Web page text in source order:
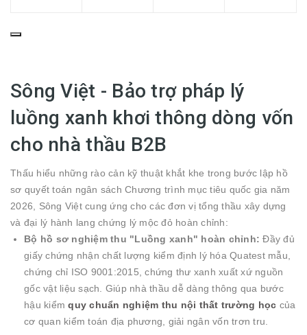
Sông Việt - Bảo trợ pháp lý
luồng xanh khơi thông dòng vốn
cho nhà thầu B2B
Thấu hiểu những rào cản kỹ thuật khắt khe trong bước lập hồ
sơ quyết toán ngân sách Chương trình mục tiêu quốc gia năm
2026, Sông Việt cung ứng cho các đơn vị tổng thầu xây dựng
và đại lý hành lang chứng lý mộc đỏ hoàn chỉnh:
Bộ hồ sơ nghiệm thu "Luồng xanh" hoàn chỉnh: Đầy đủ
giấy chứng nhận chất lượng kiểm định lý hóa Quatest mẫu,
chứng chỉ ISO 9001:2015, chứng thư xanh xuất xứ nguồn
gốc vật liệu sạch. Giúp nhà thầu dễ dàng thông qua bước
hậu kiểmquy chuẩn nghiệm thu nội thất trường học của
cơ quan kiểm toán địa phương, giải ngân vốn trơn tru.